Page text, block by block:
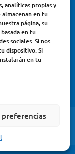
analíticas propias y
en tu
página, su
en tu
sociales. Si nos
dispositivo. Si
en tu
preferencias